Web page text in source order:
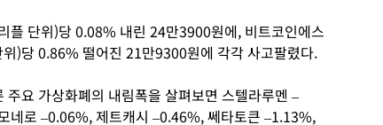
플 단위)당 0.08% 내린 24만3900원에, 비트코인에스
)당 0.86% 떨어진 21만9300원에 각각 사고팔렸다.
요 가상화폐의 내림폭을 살펴보면 스텔라루멘 –
네로 –0.06%, 제트캐시 –0.46%, 쎄타토큰 –1.13%,